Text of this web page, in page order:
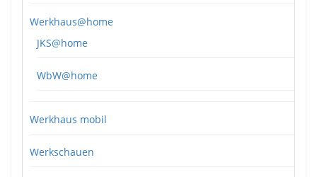
Werkhaus@home
JKS@home
WbW@home
Werkhaus mobil
Werkschauen